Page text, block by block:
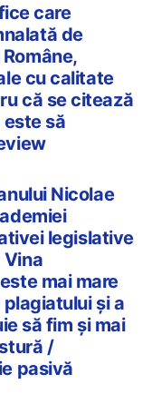
care
de
cu calitate
că se citează
să
Nicolae
legislative
Vina
mai mare
și a
să fim și mai
/
pasivă